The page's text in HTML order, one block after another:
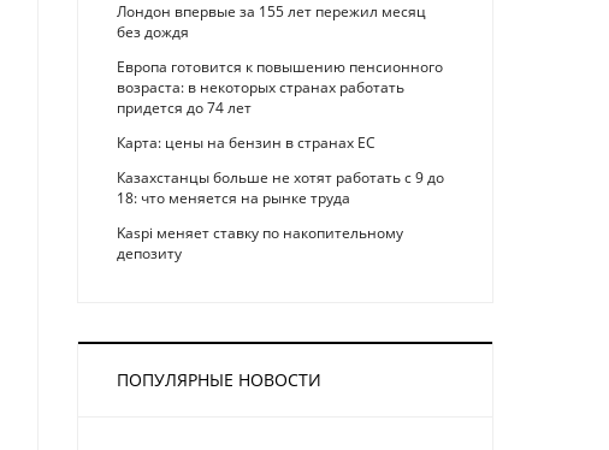
Лондон впервые за 155 лет пережил месяц
без дождя
Европа готовится к повышению пенсионного
возраста: в некоторых странах работать
придется до 74 лет
Карта: цены на бензин в странах ЕС
Казахстанцы больше не хотят работать с 9 до
18: что меняется на рынке труда
Kaspi меняет ставку по накопительному
депозиту
ПОПУЛЯРНЫЕ НОВОСТИ